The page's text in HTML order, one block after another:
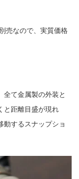
売なので、実質価格
全て金属製の外装と
と距離目盛が現れ
動するスナップショ